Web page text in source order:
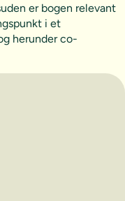
er bogen relevant
i et
herunder co-